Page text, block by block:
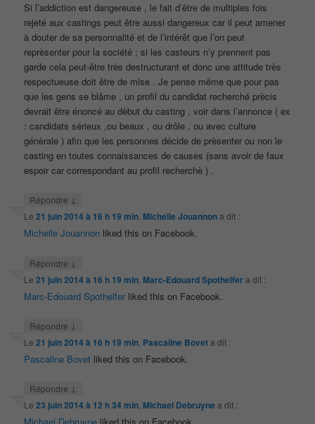
Si l’addiction est dangereuse , le fait d’être de multiples fois
rejeté aux castings peut être aussi dangereux car il peut amener
à douter de sa personnalité et de l’intérêt que l’on peut
reprèsenter pour la société ; si les casteurs n’y prennent pas
garde cela peut-être très destructurant et donc une attitude très
respectueuse doit être de mise . Je pense même que pour pas
que les gens se blâme , un profil du candidat recherché prècis
devrait être énoncé au dèbut du casting , voir dans l’annonce ( ex
: candidats sérieux ,ou beaux , ou drôle , ou avec culture
génèrale ) afin que les personnes décide de prèsenter ou non le
casting en toutes connaissances de causes (sans avoir de faux
espoir car correspondant au profil recherchè ) .
Répondre ↓
Le21 juin 2014 à 16 h 19 min, Michelle Jouannona dit :
Michelle Jouannon liked this on Facebook.
Répondre ↓
Le21 juin 2014 à 16 h 19 min Marc-Edouard Spothelfera dit :
Marc-Edouard Spothelfer liked this on Facebook.
Répondre ↓
Le21 juin 2014 à 16 h 19 min Pascaline Boveta dit :
Pascaline Bovet liked this on Facebook.
Répondre ↓
Le23 juin 2014 à 12 h 34 min Michael Debruyne a dit :